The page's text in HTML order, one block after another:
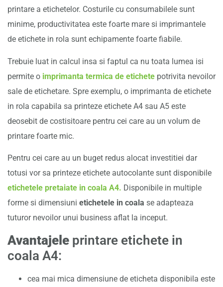
printare a etichetelor. Costurile cu consumabilele sunt
minime, productivitatea este foarte mare si imprimantele
de etichete in rola sunt echipamente foarte fiabile.
Trebuie luat in calcul insa si faptul ca nu toata lumea isi
permite o imprimanta termica de etichete potrivita nevoilor
sale de etichetare. Spre exemplu, o imprimanta de etichete
in rola capabila sa printeze etichete A4 sau A5 este
deosebit de costisitoare pentru cei care au un volum de
printare foarte mic.
Pentru cei care au un buget redus alocat investitiei dar
totusi vor sa printeze etichete autocolante sunt disponibile
etichetele pretaiate in coala A4. Disponibile in multiple
forme si dimensiuni etichetele in coala se adapteaza
tuturor nevoilor unui business aflat la inceput.
Avantajele printare etichete in
coala A4:
cea mai mica dimensiune de eticheta disponibila este